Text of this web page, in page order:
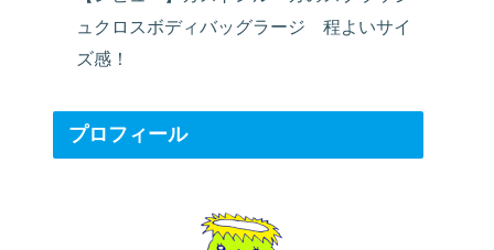
ュクロスボディバッグラージ 程よいサイ
ズ感！
プロフィール